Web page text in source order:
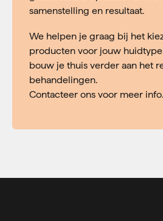
samenstelling en resultaat.
We helpen je graag bij het
producten voor jouw
bouw je thuis verder aan het
behandelingen.
Contacteer ons voor meer info.